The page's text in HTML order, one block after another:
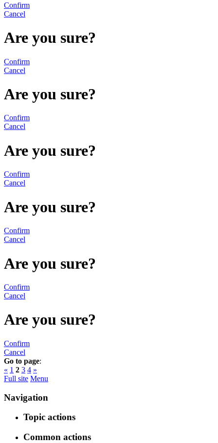
Confirm
Cancel
Are you sure?
Confirm
Cancel
Are you sure?
Confirm
Cancel
Are you sure?
Confirm
Cancel
Are you sure?
Confirm
Cancel
Are you sure?
Confirm
Cancel
Are you sure?
Confirm
Cancel
Go to page:
« 1 2 3 4 »
Full site Menu
Navigation
Topic actions
Common actions